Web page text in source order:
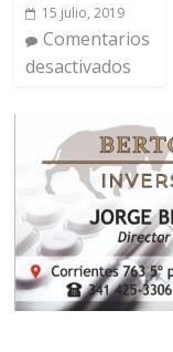
15 julio, 2019
Comentarios
desactivados